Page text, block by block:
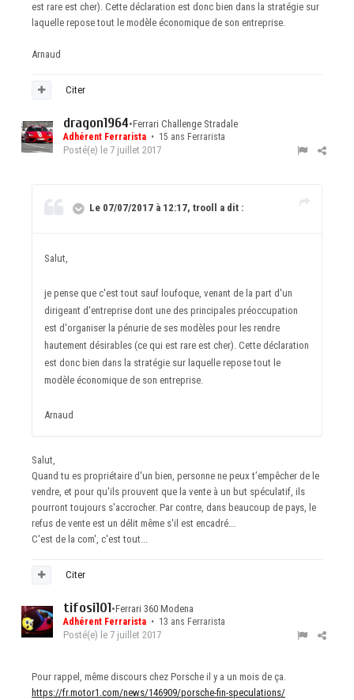
est rare est cher). Cette déclaration est donc bien dans la stratégie sur
laquelle repose tout le modèle économique de son entreprise.
Arnaud
Citer
dragon1964•Ferrari Challenge Stradale
Adhérent Ferrarista • 15 ans Ferrarista
Posté(e) le 7 juillet 2017
Le 07/07/2017 à 12:17, trooll a dit :
Salut,
je pense que c'est tout sauf loufoque, venant de la part d'un
dirigeant d'entreprise dont une des principales préoccupation
est d'organiser la pénurie de ses modèles pour les rendre
hautement désirables (ce qui est rare est cher). Cette déclaration
est donc bien dans la stratégie sur laquelle repose tout le
modèle économique de son entreprise.
Arnaud
Salut,
Quand tu es propriétaire d'un bien, personne ne peux t’empêcher de le
vendre, et pour qu'ils prouvent que la vente à un but spéculatif, ils
pourront toujours s'accrocher. Par contre, dans beaucoup de pays, le
refus de vente est un délit même s'il est encadré...
C'est de la com', c'est tout...
Citer
tifosi101•Ferrari 360 Modena
Adhérent Ferrarista • 13 ans Ferrarista
Posté(e) le 7 juillet 2017
Pour rappel, même discours chez Porsche il y a un mois de ça.
https://fr.motor1.com/news/146909/porsche-fin-speculations/